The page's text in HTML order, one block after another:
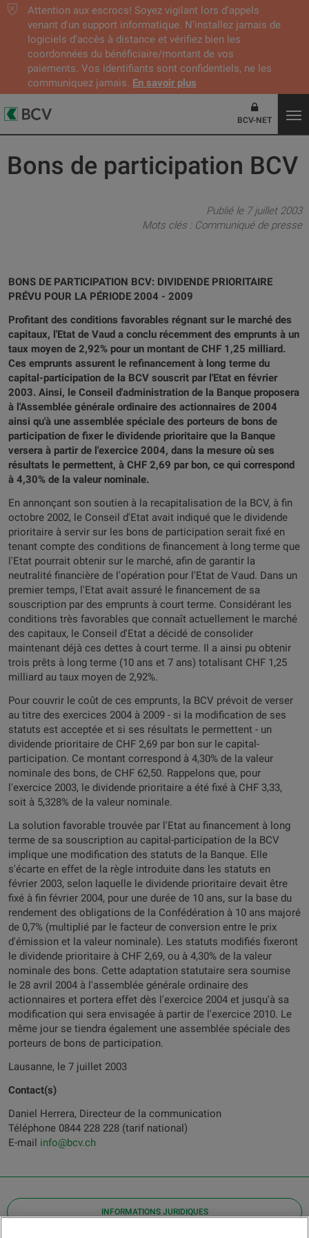
Attention aux escrocs! Soyez vigilant lors d’appels
venant d'un support informatique. N’installez jamais de
logiciels d’accès à distance et vérifiez bien les
coordonnées du bénéficiaire/montant de vos
paiements. Vos identifiants sont confidentiels, ne les
communiquez jamais. En savoir plus
BCV-NET
Bons de participation BCV
Publié le 7 juillet 2003
Mots clés : Communiqué de presse
BONS DE PARTICIPATION BCV: DIVIDENDE PRIORITAIRE
PRÉVU POUR LA PÉRIODE 2004 - 2009
Profitant des conditions favorables régnant sur le marché des
capitaux, l'Etat de Vaud a conclu récemment des emprunts à un
taux moyen de 2,92% pour un montant de CHF 1,25 milliard.
Ces emprunts assurent le refinancement à long terme du
capital-participation de la BCV souscrit par l'Etat en février
2003. Ainsi, le Conseil d'administration de la Banque proposera
à l'Assemblée générale ordinaire des actionnaires de 2004
ainsi qu'à une assemblée spéciale des porteurs de bons de
participation de fixer le dividende prioritaire que la Banque
versera à partir de l'exercice 2004, dans la mesure où ses
résultats le permettent, à CHF 2,69 par bon, ce qui correspond
à 4,30% de la valeur nominale.
En annonçant son soutien à la recapitalisation de la BCV, à fin
octobre 2002, le Conseil d'Etat avait indiqué que le dividende
prioritaire à servir sur les bons de participation serait fixé en
tenant compte des conditions de financement à long terme que
l'Etat pourrait obtenir sur le marché, afin de garantir la
neutralité financière de l'opération pour l'Etat de Vaud. Dans un
premier temps, l'Etat avait assuré le financement de sa
souscription par des emprunts à court terme. Considérant les
conditions très favorables que connaît actuellement le marché
des capitaux, le Conseil d'Etat a décidé de consolider
maintenant déjà ces dettes à court terme. Il a ainsi pu obtenir
trois prêts à long terme (10 ans et 7 ans) totalisant CHF 1,25
milliard au taux moyen de 2,92%.
Pour couvrir le coût de ces emprunts, la BCV prévoit de verser
au titre des exercices 2004 à 2009 - si la modification de ses
statuts est acceptée et si ses résultats le permettent - un
dividende prioritaire de CHF 2,69 par bon sur le capital-
participation. Ce montant correspond à 4,30% de la valeur
nominale des bons, de CHF 62,50. Rappelons que, pour
l'exercice 2003, le dividende prioritaire a été fixé à CHF 3,33,
soit à 5,328% de la valeur nominale.
La solution favorable trouvée par l'Etat au financement à long
terme de sa souscription au capital-participation de la BCV
implique une modification des statuts de la Banque. Elle
s'écarte en effet de la règle introduite dans les statuts en
février 2003, selon laquelle le dividende prioritaire devait être
fixé à fin février 2004, pour une durée de 10 ans, sur la base du
rendement des obligations de la Confédération à 10 ans majoré
de 0,7% (multiplié par le facteur de conversion entre le prix
d'émission et la valeur nominale). Les statuts modifiés fixeront
le dividende prioritaire à CHF 2,69, ou à 4,30% de la valeur
nominale des bons. Cette adaptation statutaire sera soumise
le 28 avril 2004 à l'assemblée générale ordinaire des
actionnaires et portera effet dès l'exercice 2004 et jusqu'à sa
modification qui sera envisagée à partir de l'exercice 2010. Le
même jour se tiendra également une assemblée spéciale des
porteurs de bons de participation.
Lausanne, le 7 juillet 2003
Contact(s)
Daniel Herrera, Directeur de la communication
Téléphone 0844 228 228 (tarif national)
E-mail info@bcv.ch
INFORMATIONS JURIDIQUES